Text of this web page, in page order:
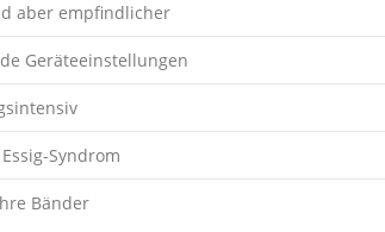
aber empfindlicher
Geräteeinstellungen
Syndrom
Bänder